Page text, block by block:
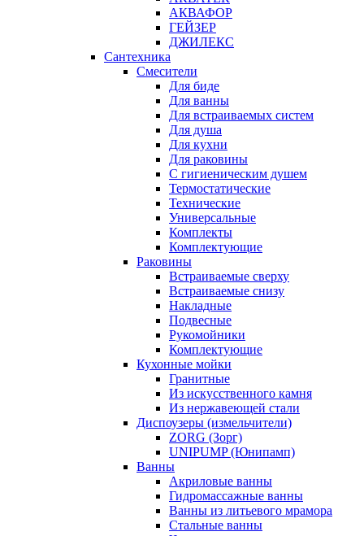
АКВАФОР
ГЕЙЗЕР
ДЖИЛЕКС
Сантехника
Смесители
Для биде
Для ванны
Для встраиваемых систем
Для душа
Для кухни
Для раковины
С гигиеническим душем
Термостатические
Технические
Универсальные
Комплекты
Комплектующие
Раковины
Встраиваемые сверху
Встраиваемые снизу
Накладные
Подвесные
Рукомойники
Комплектующие
Кухонные мойки
Гранитные
Из искусственного камня
Из нержавеющей стали
Диспоузеры (измельчители)
ZORG (Зорг)
UNIPUMP (Юнипамп)
Ванны
Акриловые ванны
Гидромассажные ванны
Ванны из литьевого мрамора
Стальные ванны